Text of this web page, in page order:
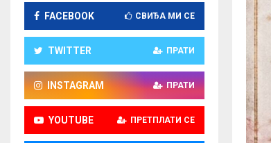
FACEBOOK СВИЂА МИ СЕ
TWITTER ПРАТИ
INSTAGRAM ПРАТИ
YOUTUBE ПРЕТПЛАТИ СЕ